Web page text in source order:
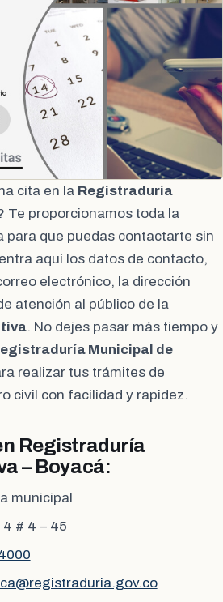
cita en la Registraduría
Te proporcionamos toda la
para que puedas contactarte sin
aquí los datos de contacto,
electrónico, la dirección
atención al público de la
. No dejes pasar más tiempo y
Municipal de
realizar tus trámites de
civil con facilidad y rapidez.
Registraduría
– Boyacá:
municipal
# 4 – 45